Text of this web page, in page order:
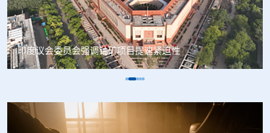
中核辐智正式设立 中国同辐持股90%打通核医疗全产业链